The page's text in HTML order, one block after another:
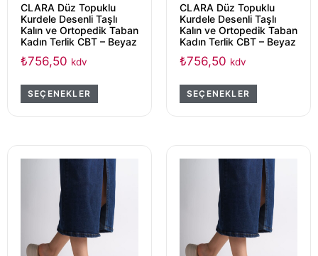
CLARA Düz Topuklu
Kurdele Desenli Taşlı
Kalın ve Ortopedik Taban
Kadın Terlik CBT – Beyaz
₺756,50 kdv
SEÇENEKLER
CLARA Düz Topuklu
Kurdele Desenli Taşlı
Kalın ve Ortopedik Taban
Kadın Terlik CBT – Beyaz
₺756,50 kdv
SEÇENEKLER